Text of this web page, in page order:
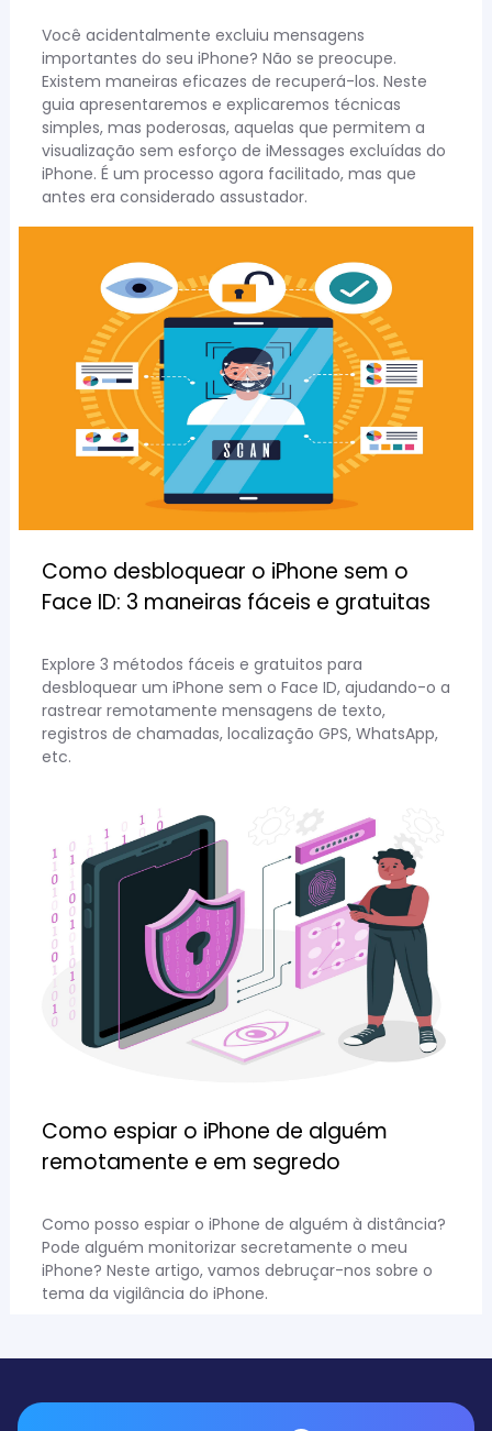
Você acidentalmente excluiu mensagens
importantes do seu iPhone? Não se preocupe.
Existem maneiras eficazes de recuperá-los. Neste
guia apresentaremos e explicaremos técnicas
simples, mas poderosas, aquelas que permitem a
visualização sem esforço de iMessages excluídas do
iPhone. É um processo agora facilitado, mas que
antes era considerado assustador.
Como desbloquear o iPhone sem o
Face ID: 3 maneiras fáceis e gratuitas
Explore 3 métodos fáceis e gratuitos para
desbloquear um iPhone sem o Face ID, ajudando-o a
rastrear remotamente mensagens de texto,
registros de chamadas, localização GPS, WhatsApp,
etc.
Como espiar o iPhone de alguém
remotamente e em segredo
Como posso espiar o iPhone de alguém à distância?
Pode alguém monitorizar secretamente o meu
iPhone? Neste artigo, vamos debruçar-nos sobre o
tema da vigilância do iPhone.